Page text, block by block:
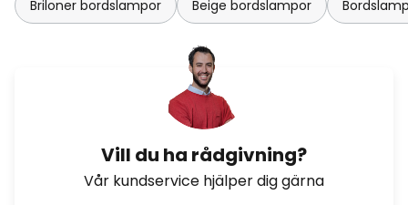
Briloner bordslampor Beige bordslampor
Vill du ha rådgivning?
Vår kundservice hjälper dig gärna